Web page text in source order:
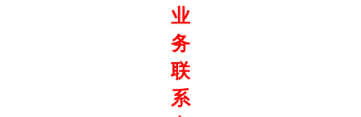
业
务
联
系